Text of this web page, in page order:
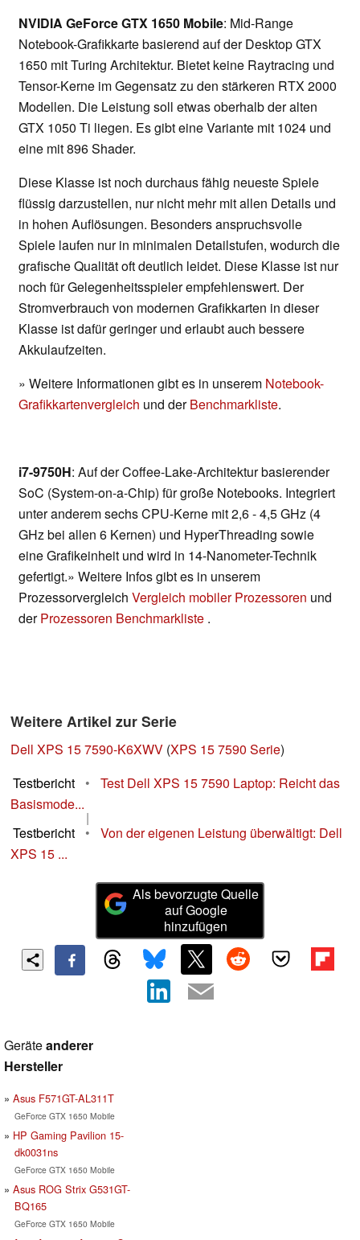
NVIDIA GeForce GTX 1650 Mobile: Mid-Range
Notebook-Grafikkarte basierend auf der Desktop GTX
1650 mit Turing Architektur. Bietet keine Raytracing und
Tensor-Kerne im Gegensatz zu den stärkeren RTX 2000
Modellen. Die Leistung soll etwas oberhalb der alten
GTX 1050 Ti liegen. Es gibt eine Variante mit 1024 und
eine mit 896 Shader.
Diese Klasse ist noch durchaus fähig neueste Spiele
flüssig darzustellen, nur nicht mehr mit allen Details und
in hohen Auflösungen. Besonders anspruchsvolle
Spiele laufen nur in minimalen Detailstufen, wodurch die
grafische Qualität oft deutlich leidet. Diese Klasse ist nur
noch für Gelegenheitsspieler empfehlenswert. Der
Stromverbrauch von modernen Grafikkarten in dieser
Klasse ist dafür geringer und erlaubt auch bessere
Akkulaufzeiten.
» Weitere Informationen gibt es in unserem Notebook-
Grafikkartenvergleich und derBenchmarkliste.
i7-9750H: Auf der Coffee-Lake-Architektur basierender
SoC (System-on-a-Chip) für große Notebooks. Integriert
unter anderem sechs CPU-Kerne mit 2,6 - 4,5 GHz (4
GHz bei allen 6 Kernen) und HyperThreading sowie
eine Grafikeinheit und wird in 14-Nanometer-Technik
gefertigt.» Weitere Infos gibt es in unserem
Prozessorvergleich Vergleich mobiler Prozessoren und
derProzessoren Benchmarkliste .
Weitere Artikel zur Serie
Dell XPS 15 7590-K6XWV (XPS 15 7590 Serie)
Testbericht
•
Test Dell XPS 15 7590 Laptop: Reicht das
Basismode...
|
Testbericht
•
Von der eigenen Leistung überwältigt: Dell
XPS 15 ...
Als bevorzugte Quelle
auf Google
hinzufügen
Geräteanderer
Hersteller
Asus F571GT-AL311T
GeForce GTX 1650 Mobile
HP Gaming Pavilion 15-
dk0031ns
GeForce GTX 1650 Mobile
Asus ROG Strix G531GT-
BQ165
GeForce GTX 1650 Mobile